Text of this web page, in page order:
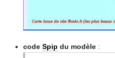
code Spip du modèle: